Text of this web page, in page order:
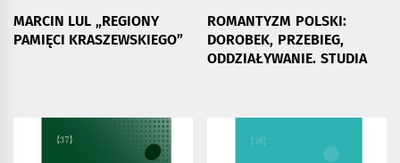
MARCIN LUL „REGIONY
PAMIĘCI KRASZEWSKIEGO”
ROMANTYZM POLSKI:
DOROBEK, PRZEBIEG,
ODDZIAŁYWANIE. STUDIA